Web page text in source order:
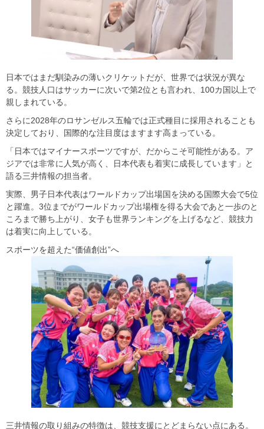
日本ではまだ馴染みの薄いクリケットだが、世界では状況が異な
る。競技人口はサッカーに次いで第2位とも言われ、100カ国以上で
親しまれている。
さらに2028年のロサンゼルス五輪では正式種目に採用されることも
決定しており、国際的な注目度はますます高まっている。
「日本ではマイナースポーツですが、だからこそ可能性がある。ア
ジアでは非常に人気が高く、日本代表も着実に成長しています」と
語る三井情報の担当者。
実際、男子日本代表はワールドカップ出場国を決める国際大会で5位
と躍進。3位までがワールドカップ出場権を得る大会であと一歩のと
ころまで勝ち上がり、女子も世界ランキングを上げるなど、競技力
は着実に向上している。
スポーツを超えた“価値創出”へ
三井情報の取り組みの特徴は、競技支援にとどまらない点にある。